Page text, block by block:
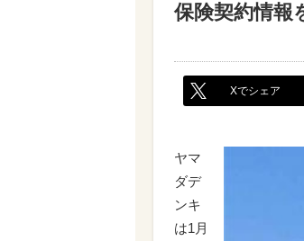
保険契約情報
Xでシェア
ヤマ
ダデ
ンキ
は1月